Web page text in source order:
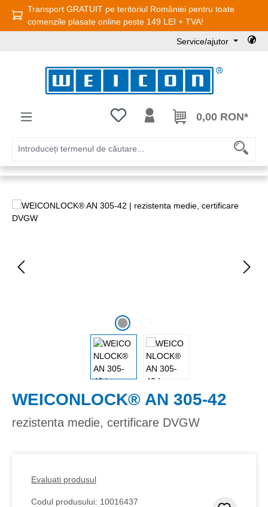
Sari la conținutul principal
Transport GRATUIT pe teritoriul României pentru toate
comenzile plasate online peste 149 LEI + TVA!
Service/ajutor
Aveți 0 articole din lista de dorințe
0,00 RON*
Sari peste galeria de imagini
WEICONLOCK® AN 305-42
rezistenta medie, certificare DVGW
Evaluati produsul
Codul produsului: 10016437